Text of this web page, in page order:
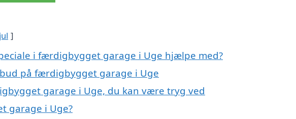
i færdigbygget garage i Uge hjælpe med?
på færdigbygget garage i Uge
garage i Uge, du kan være tryg ved
garage i Uge?